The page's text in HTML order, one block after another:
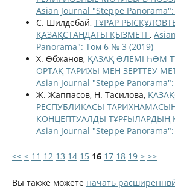
Asian Journal "Steppe
С. Шилдебай, ТҰРАР
ҚАЗАҚСТАНДАҒЫ ҚЫЗМЕТІ ,
Panorama": Том 6 № 3 (2019)
Х. Əбжанов, ҚАЗАҚ ƏЛЕМІ ҺƏМ
ОРТАҚ ТАРИХЫ МЕН ЗЕРТТЕУ
Asian Journal "Steppe
Ж. Жаппасов, Н. Тасилова,
РЕСПУБЛИКАСЫ
КОНЦЕПТУАЛДЫ ТҰРҒЫЛАРДЫҢ
Asian Journal "Steppe
<< < 11 12 13 14 15 16 17 18 19 > >>
Вы также можете начать